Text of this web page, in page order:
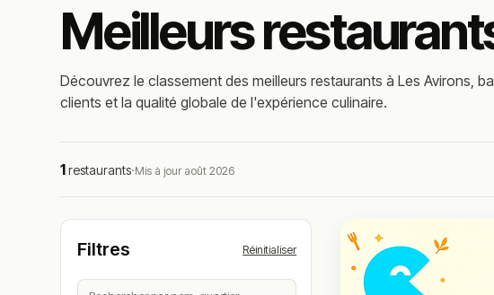
Meilleurs
Découvrez le classement des meilleurs restaurants à Les Avirons,
clients et la qualité globale de l'expérience culinaire.
1restaurants·Mis à jour août 2026
Filtres Réinitialiser